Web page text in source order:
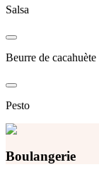
Salsa
Beurre de cacahuète
Pesto
Boulangerie